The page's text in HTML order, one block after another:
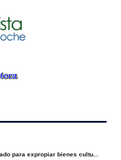
para expropiar bienes cultu...